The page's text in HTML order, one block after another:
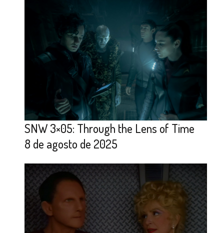
SNW 3×05: Through the Lens of Time
8 de agosto de 2025